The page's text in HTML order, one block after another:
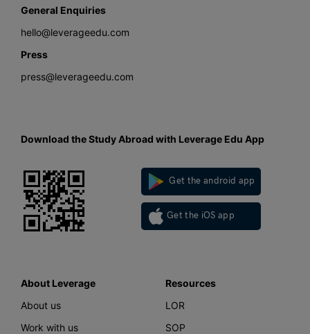
General Enquiries
hello@leverageedu.com
Press
press@leverageedu.com
Download the Study Abroad with Leverage Edu App
Get the android app
Get the iOS app
About Leverage
About us
Work with us
Resources
LOR
SOP